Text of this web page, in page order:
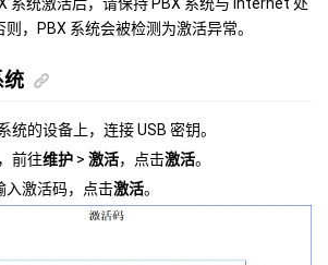
，PBX 系统会被检测为激活异常。
统
统的设备上，连接 USB 密钥。
前往维护 > 激活，点击激活。
入激活码，点击激活。